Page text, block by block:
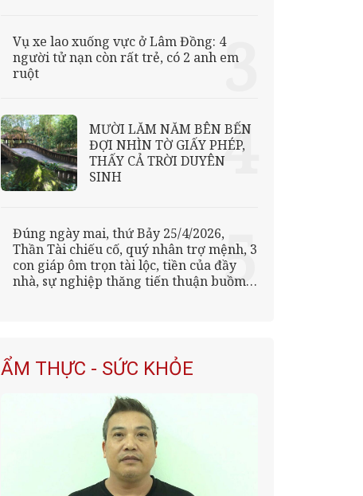
Vụ xe lao xuống vực ở Lâm Đồng: 4
người tử nạn còn rất trẻ, có 2 anh em
ruột
MƯỜI LĂM NĂM BÊN BẾN
ĐỢI NHÌN TỜ GIẤY PHÉP,
THẤY CẢ TRỜI DUYÊN
SINH
Đúng ngày mai, thứ Bảy 25/4/2026,
Thần Tài chiếu cố, quý nhân trợ mệnh, 3
con giáp ôm trọn tài lộc, tiền của đầy
nhà, sự nghiệp thăng tiến thuận buồm
ẨM THỰC - SỨC KHỎE